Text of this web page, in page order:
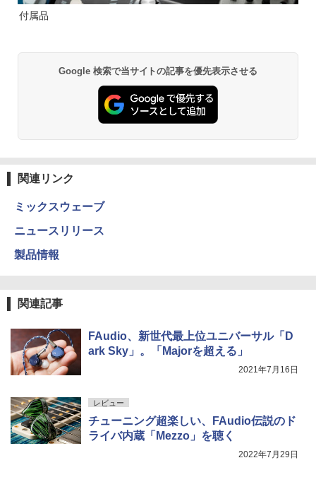
付属品
Google 検索で当サイトの記事を優先表示させる
関連リンク
ミックスウェーブ
ニュースリリース
製品情報
関連記事
FAudio、新世代最上位ユニバーサル「D
ark Sky」。「Majorを超える」
2021年7月16日
レビュー
チューニング超楽しい、FAudio伝説のド
ライバ内蔵「Mezzo」を聴く
2022年7月29日